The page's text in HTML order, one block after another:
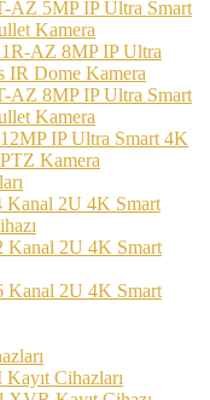
5MP IP Ultra Smart
Kamera
AZ 8MP IP Ultra
IR Dome Kamera
8MP IP Ultra Smart
Kamera
IP Ultra Smart 4K
Kamera
2U 4K Smart
2U 4K Smart
2U 4K Smart
Cihazları